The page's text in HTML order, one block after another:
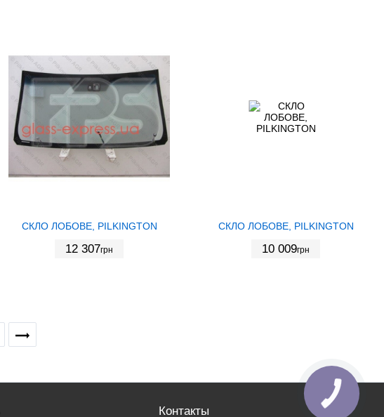
СКЛО ЛОБОВЕ, PILKINGTON
12 307грн
СКЛО ЛОБОВЕ, PILKINGTON
10 009грн
Контакты